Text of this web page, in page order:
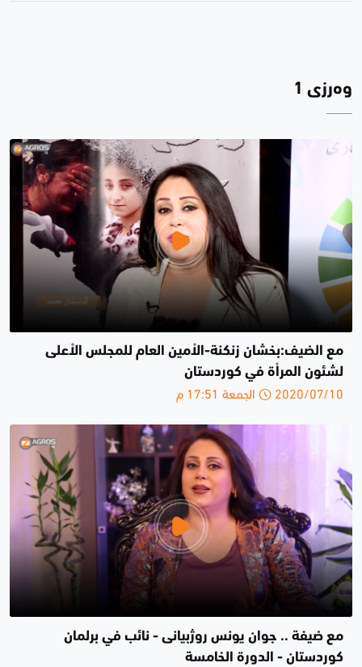
وەرزی 1
مع الضيف:بخشان زنكنة-الاْمين العام للمجلس الاْعلى
لشئون المراْة في كوردستان
2020/07/10 الجمعة 17:51 م
مع ضيفة .. جوان يونس روژبيانی - نائب في برلمان
كوردستان - الدورة الخامسة